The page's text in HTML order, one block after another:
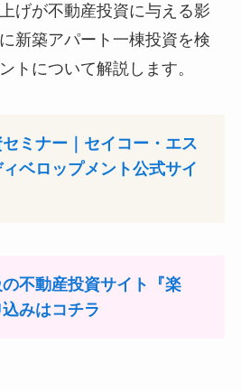
げが不動産投資に与える影
新築アパート一棟投資を検
トについて解説します。
ミナー｜セイコー・エス
ベロップメント公式サイ
の不動産投資サイト『楽
みはコチラ